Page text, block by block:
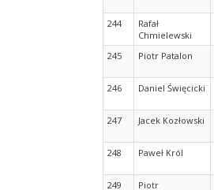
244
Rafał
Chmielewski
245 Piotr Patalon
246 Daniel Święcicki
247 Jacek Kozłowski
248 Paweł Król
249 Piotr